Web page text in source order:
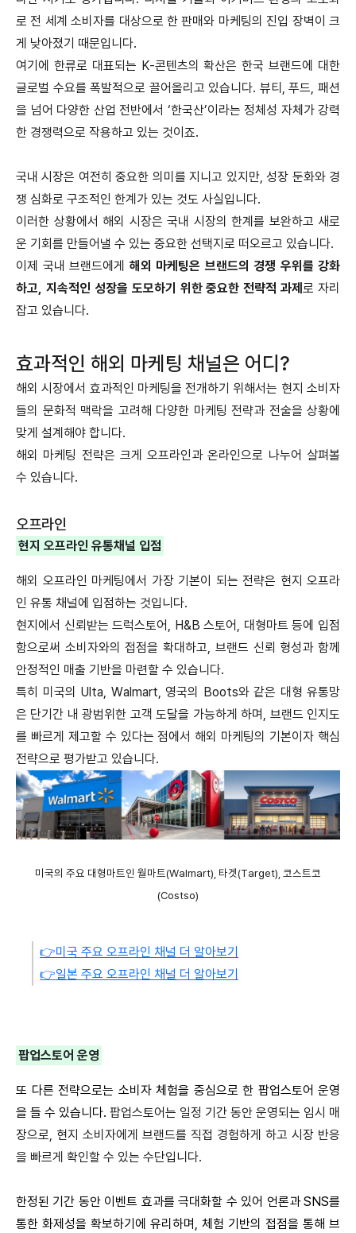
로 전 세계 소비자를 대상으로 한 판매와 마케팅의 진입 장벽이 크
게 낮아졌기 때문입니다.
여기에 한류로 대표되는 K-콘텐츠의 확산은 한국 브랜드에 대한
글로벌 수요를 폭발적으로 끌어올리고 있습니다. 뷰티, 푸드, 패션
을 넘어 다양한 산업 전반에서 ‘한국산’이라는 정체성 자체가 강력
한 경쟁력으로 작용하고 있는 것이죠.
국내 시장은 여전히 중요한 의미를 지니고 있지만, 성장 둔화와 경
쟁 심화로 구조적인 한계가 있는 것도 사실입니다.
이러한 상황에서 해외 시장은 국내 시장의 한계를 보완하고 새로
운 기회를 만들어낼 수 있는 중요한 선택지로 떠오르고 있습니다.
이제 국내 브랜드에게 해외 마케팅은 브랜드의 경쟁 우위를 강화
하고, 지속적인 성장을 도모하기 위한 중요한 전략적 과제 로 자리
잡고 있습니다.
효과적인 해외 마케팅 채널은 어디?
해외 시장에서 효과적인 마케팅을 전개하기 위해서는 현지 소비자
들의 문화적 맥락을 고려해 다양한 마케팅 전략과 전술을 상황에
맞게 설계해야 합니다.
해외 마케팅 전략은 크게 오프라인과 온라인으로 나누어 살펴볼
수 있습니다.
오프라인
현지 오프라인 유통채널 입점
해외 오프라인 마케팅에서 가장 기본이 되는 전략은 현지 오프라
인 유통 채널에 입점하는 것입니다.
현지에서 신뢰받는 드럭스토어, H&B 스토어, 대형마트 등에 입점
함으로써 소비자와의 접점을 확대하고, 브랜드 신뢰 형성과 함께
안정적인 매출 기반을 마련할 수 있습니다.
특히 미국의 Ulta, Walmart, 영국의 Boots와 같은 대형 유통망
은 단기간 내 광범위한 고객 도달을 가능하게 하며, 브랜드 인지도
를 빠르게 제고할 수 있다는 점에서 해외 마케팅의 기본이자 핵심
전략으로 평가받고 있습니다.
미국의 주요 대형마트인 월마트(Walmart), 타겟(Target), 코스트코
(Costso)
👉미국 주요 오프라인 채널 더 알아보기
👉일본 주요 오프라인 채널 더 알아보기
팝업스토어 운영
또 다른 전략으로는 소비자 체험을 중심으로 한 팝업스토어 운영
을 들 수 있습니다. 팝업스토어는 일정 기간 동안 운영되는 임시 매
장으로, 현지 소비자에게 브랜드를 직접 경험하게 하고 시장 반응
을 빠르게 확인할 수 있는 수단입니다.
한정된 기간 동안 이벤트 효과를 극대화할 수 있어 언론과 SNS를
통한 화제성을 확보하기에 유리하며, 체험 기반의 접점을 통해 브